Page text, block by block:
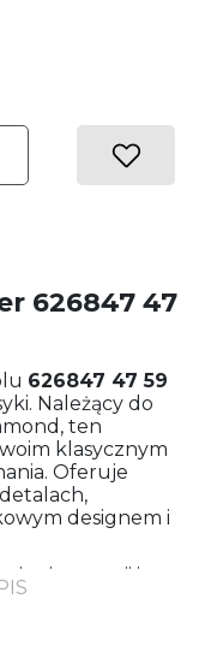
626847 47
626847 47 59
Należący do
ten
klasycznym
Oferuje
designem i
precyzji i
ducha
i koperta
uszkodzenia,